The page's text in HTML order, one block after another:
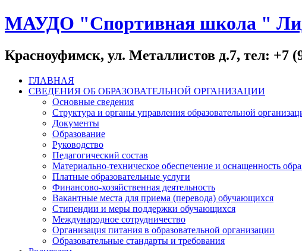
МАУДО "Спортивная школа "
Красноуфимск, ул. Металлистов д.7, тел: +7
ГЛАВНАЯ
СВЕДЕНИЯ ОБ ОБРАЗОВАТЕЛЬНОЙ ОРГАНИЗАЦИИ
Основные сведения
Структура и органы управления образовательной
Документы
Образование
Руководство
Педагогический состав
Материально-техническое обеспечение и оснащенность
Платные образовательные услуги
Финансово-хозяйственная деятельность
Вакантные места для приема (перевода) обучающихся
Стипендии и меры поддержки обучающихся
Международное сотрудничество
Организация питания в образовательной организации
Образовательные стандарты и требования